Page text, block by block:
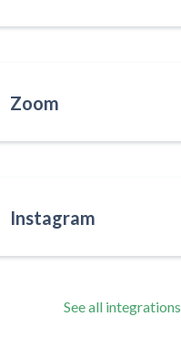
Zoom
Instagram
See all integrations